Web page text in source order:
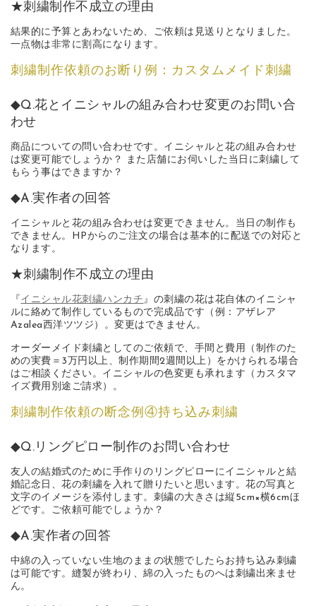
★刺繍制作不成立の理由
結果的に予算とあわないため、ご依頼は見送りとなりました。
一点物は非常に割高になります。
刺繍制作依頼のお断り例：カスタムメイド刺繍
◆Q.花とイニシャルの組み合わせ変更のお問い合
わせ
商品についての問い合わせです。イニシャルと花の組み合わせ
は変更可能でしょうか？ また店舗にお伺いした当日に刺繍して
もらう事はできますか？
◆A.実作者の回答
イニシャルと花の組み合わせは変更できません。当日の制作も
できません。HPからのご注文の場合は基本的に配送での対応と
なります。
★刺繍制作不成立の理由
『 イニシャル花刺繍ハンカチ』の刺繍の花は花自体のイニシャ
ルに絡めて制作しているもので完成品です（例：アザレア
Azalea西洋ツツジ）。変更はできません。
オーダーメイド刺繍としてのご依頼で、手間と費用（制作のた
めの実費＝3万円以上、制作期間2週間以上）をかけられる場合
はご相談ください。イニシャルの色変更も承れます（カスタマ
イズ費用別途ご請求）。
刺繍制作依頼の断念例④持ち込み刺繍
◆Q.リングピロー制作のお問い合わせ
友人の結婚式のために手作りのリングピローにイニシャルと結
婚記念日、花の刺繍を入れて贈りたいと思います。花の写真と
文字のイメージを添付します。刺繍の大きさは縦5cm×横6cmほ
どです。ご依頼可能でしょうか？
◆A.実作者の回答
中綿の入っていない生地のままの状態でしたらお持ち込み刺繍
は可能です。縫製が終わり、綿の入ったものへは刺繍出来ませ
ん。